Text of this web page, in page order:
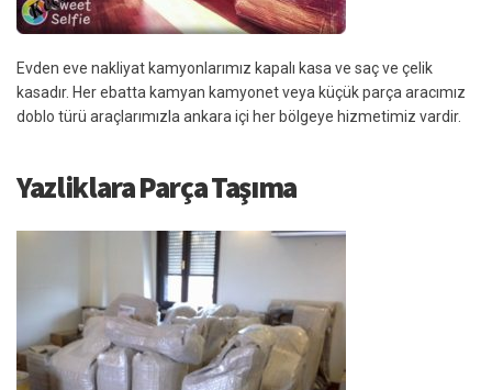
Evden eve nakliyat kamyonlarımız kapalı kasa ve saç ve çelik
kasadır. Her ebatta kamyan kamyonet veya küçük parça aracımız
doblo türü araçlarımızla ankara içi her bölgeye hizmetimiz vardir.
Yazliklara Parça Taşıma